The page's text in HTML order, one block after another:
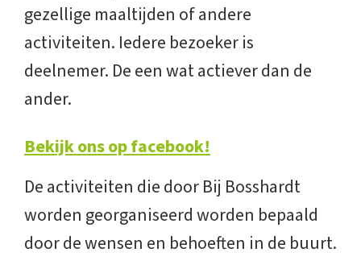
gezellige maaltijden of andere
activiteiten. Iedere bezoeker is
deelnemer. De een wat actiever dan de
ander.
Bekijk ons op facebook!
De activiteiten die door Bij Bosshardt
worden georganiseerd worden bepaald
door de wensen en behoeften in de buurt.